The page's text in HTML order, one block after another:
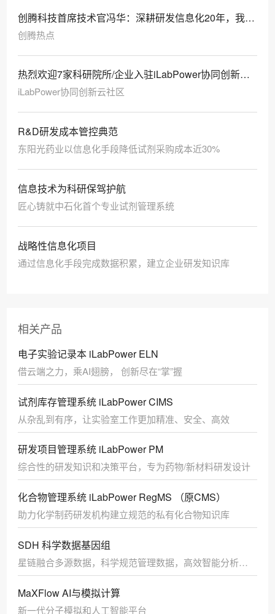
创腾科技首席技术官冯华：深耕研发信息化20年，我们
是认真的
创腾热点
热烈欢迎7家科研院所/企业入驻iLabPower协同创新云
社区！
iLabPower协同创新云社区
R&D研发成本管控典范
东阳光药业以信息化手段降低试剂采购成本近30%
信息技术为科研保驾护航
匠心铸就中石化首个专业试剂管理系统
战略性信息化项目
通过信息化手段完成数据积累，建立企业研发知识库
相关产品
电子实验记录本 iLabPower ELN
借云端之力，乘AI翅膀， 创新尽在“掌”握
试剂库存管理系统 iLabPower CIMS
从杂乱到有序，让实验室工作更加精准、安全、高效
研发项目管理系统 iLabPower PM
综合性的研发知识和决策平台，专为药物/新材料研发设计
化合物管理系统 iLabPower RegMS （原CMS）
助力化学制药研发机构建立规范的私有化合物知识库
SDH 科学数据基因组
星链融合多源数据，科学规范管理数据，高效智能分析数
据
MaXFlow AI与模拟计算
新一代分子模拟和人工智能平台